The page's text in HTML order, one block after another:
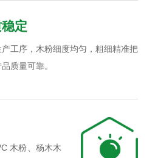
定
产工序，木粉细度均匀，粗细精准把
质量可靠。
木粉、杨木木